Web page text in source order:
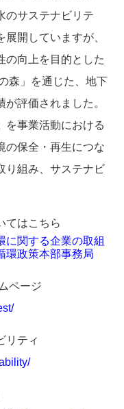
のサステナビリテ
開していますが、
の向上を目的とした
森」を通じた、地下
評価されました。
を事業活動における
の保全・再生につな
り組み、サステナビ
てはこちら
に関する企業の取組
環政策本部事務局
ページ
リティ